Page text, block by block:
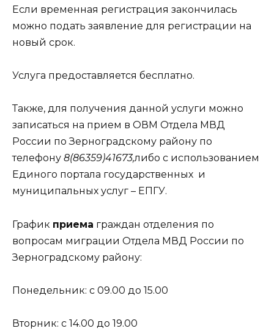
Если временная регистрация закончилась
можно подать заявление для регистрации на
новый срок.
Услуга предоставляется бесплатно.
Также, для получения данной услуги можно
записаться на прием в ОВМ Отдела МВД
России по Зерноградскому району по
телефону 8(86359)41673,либо с использованием
Единого портала государственных и
муниципальных услуг – ЕПГУ.
График приема граждан отделения по
вопросам миграции Отдела МВД России по
Зерноградскому району:
Понедельник: с 09.00 до 15.00
Вторник: с 14.00 до 19.00